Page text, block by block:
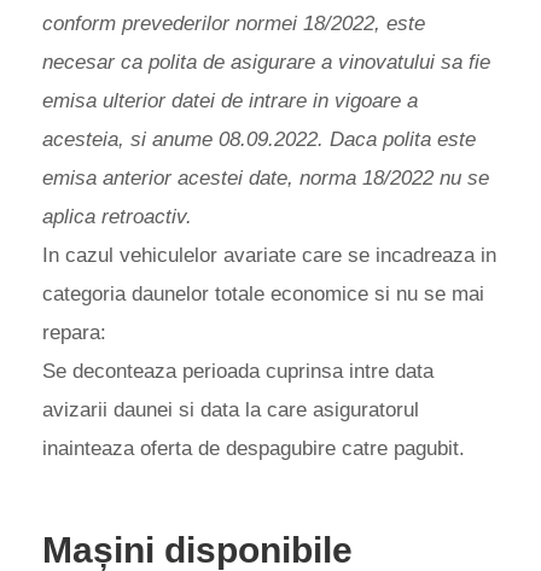
conform prevederilor normei 18/2022, este
necesar ca polita de asigurare a vinovatului sa fie
emisa ulterior datei de intrare in vigoare a
acesteia, si anume 08.09.2022. Daca polita este
emisa anterior acestei date, norma 18/2022 nu se
aplica retroactiv.
In cazul vehiculelor avariate care se incadreaza in
categoria daunelor totale economice si nu se mai
repara:
Se deconteaza perioada cuprinsa intre data
avizarii daunei si data la care asiguratorul
inainteaza oferta de despagubire catre pagubit.
Mașini disponibile